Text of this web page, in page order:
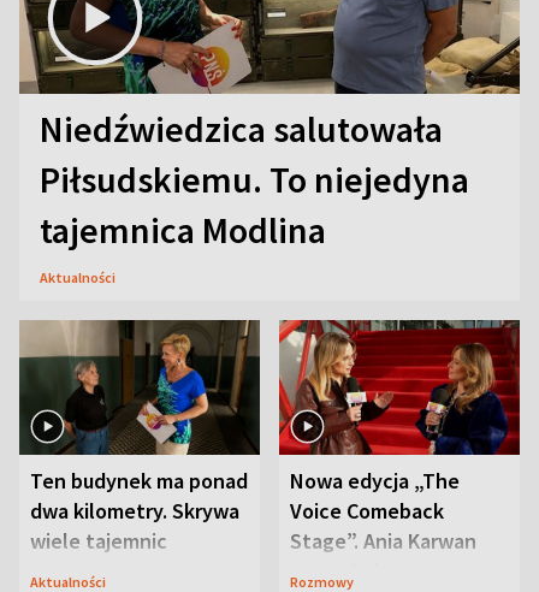
Niedźwiedzica salutowała
Piłsudskiemu. To niejedyna
tajemnica Modlina
Aktualności
Ten budynek ma ponad
dwa kilometry. Skrywa
wiele tajemnic
Aktualności
Nowa edycja „The
Voice Comeback
Stage”. Ania Karwan
zapowiada
Rozmowy